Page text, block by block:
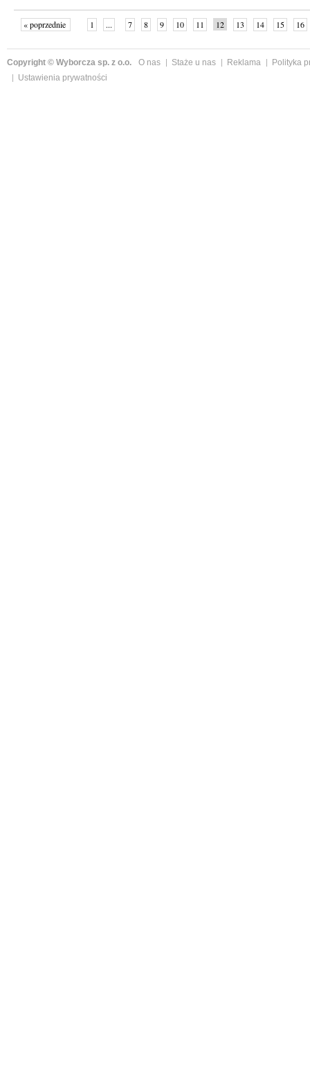
« poprzednie 1 ... 7 8 9 10 11 12 13 14 15 16
Copyright © Wyborcza sp. z o.o. O nas Staże u nas Reklama
Polityka
Ustawienia prywatności